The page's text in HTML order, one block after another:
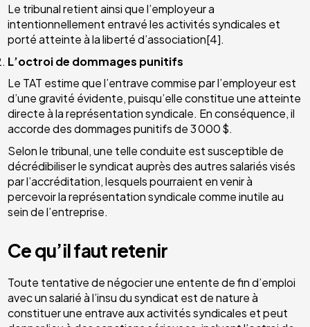
Le tribunal retient ainsi que l’employeur a
intentionnellement entravé les activités syndicales et
porté atteinte à la liberté d’association[4].
L’octroi de dommages punitifs
Le TAT estime que l’entrave commise par l’employeur est
d’une gravité évidente, puisqu’elle constitue une atteinte
directe à la représentation syndicale. En conséquence, il
accorde des dommages punitifs de 3 000 $.
Selon le tribunal, une telle conduite est susceptible de
décrédibiliser le syndicat auprès des autres salariés visés
par l’accréditation, lesquels pourraient en venir à
percevoir la représentation syndicale comme inutile au
sein de l’entreprise.
Ce qu’il faut retenir
Toute tentative de négocier une entente de fin d’emploi
avec un salarié à l’insu du syndicat est de nature à
constituer une entrave aux activités syndicales et peut